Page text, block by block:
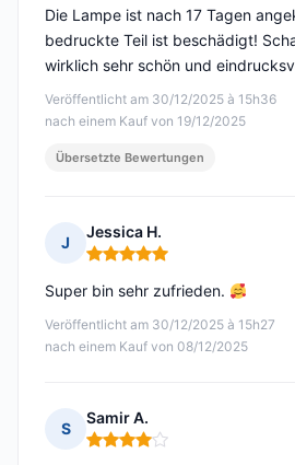
Veröffentlicht am 30/12/2025 à 15h36
nach einem Kauf von 19/12/2025
Die Lampe ist nach 17 Tagen
bedruckte Teil ist beschädigt!
wirklich sehr schön und
Übersetzte Bewertungen
J
Jessica H.
Hinweis: 5 von 5
Veröffentlicht am 30/12/2025 à 15h27
nach einem Kauf von 08/12/2025
Super bin sehr zufrieden.
S
Samir A.
Hinweis: 4 von 5